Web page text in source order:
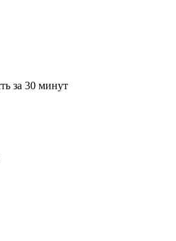
за 30 минут